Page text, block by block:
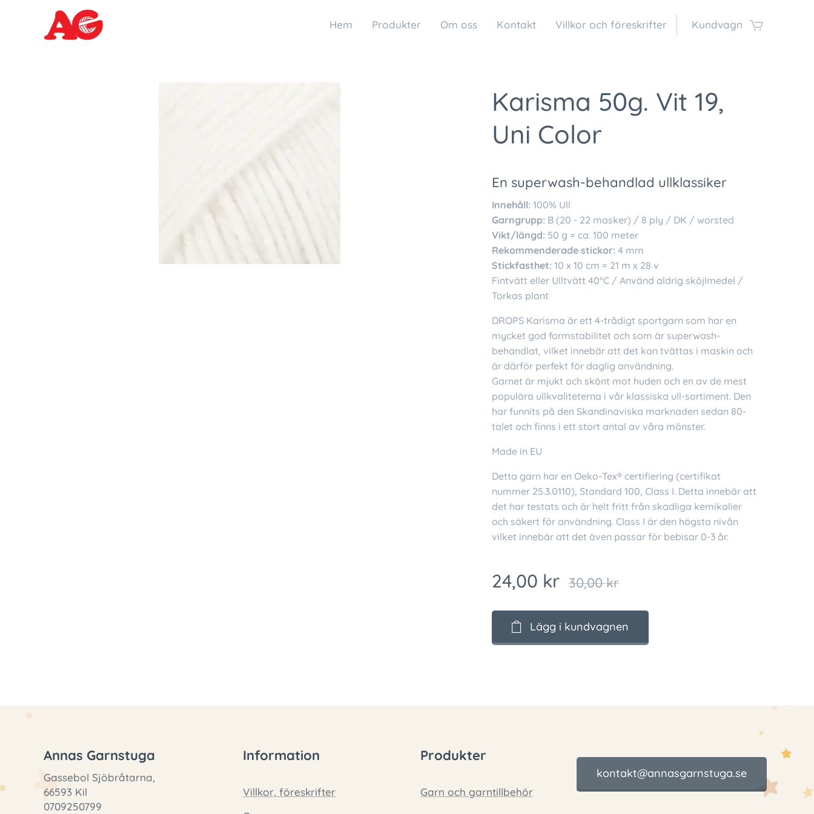
Hem Produkter Om oss Kontakt Villkor och föreskrifter Kundvagn
Karisma 50g. Vit 19,
Uni Color
En superwash-behandlad ullklassiker
Innehåll: 100% Ull
Garngrupp: B (20 - 22 masker) / 8 ply / DK / worsted
Vikt/längd: 50 g = ca. 100 meter
Rekommenderade stickor: 4 mm
Stickfasthet: 10 x 10 cm = 21 m x 28 v
Fintvätt eller Ulltvätt 40°C / Använd aldrig sköjlmedel /
Torkas plant
DROPS Karisma är ett 4-trådigt sportgarn som har en
mycket god formstabilitet och som är superwash-
behandlat, vilket innebär att det kan tvättas i maskin och
är därför perfekt för daglig användning.
Garnet är mjukt och skönt mot huden och en av de mest
populära ullkvaliteterna i vår klassiska ull-sortiment. Den
har funnits på den Skandinaviska marknaden sedan 80-
talet och finns i ett stort antal av våra mönster.
Made in EU
Detta garn har en Oeko-Tex® certifiering (certifikat
nummer 25.3.0110), Standard 100, Class I. Detta innebär att
det har testats och är helt fritt från skadliga kemikalier
och säkert för användning. Class I är den högsta nivån
vilket innebär att det även passar för bebisar 0-3 år.
24,00 kr 30,00kr
Lägg i kundvagnen
Annas Garnstuga
Gassebol Sjöbråtarna,
66593 Kil
0709250799
Information
Villkor, föreskrifter
Produkter
Garn och garntillbehör
kontakt@annasgarnstuga.se